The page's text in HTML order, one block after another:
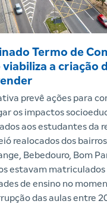
Termo de
viabiliza a criação
prevê ações para
os impactos
aos estudantes da
realocados dos
Bebedouro, Bom
estavam matriculados
de ensino no
das aulas entre